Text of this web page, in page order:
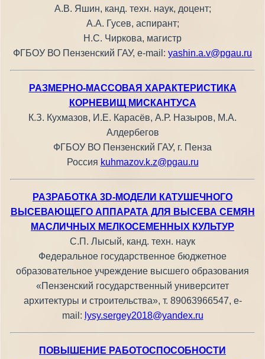
А.В. Яшин, канд. техн. наук, доцент;
А.А. Гусев, аспирант;
Н.С. Чиркова, магистр
ФГБОУ ВО Пензенский ГАУ, e-mail: yashin.a.v@pgau.ru
РАЗМЕРНО-МАССОВАЯ ХАРАКТЕРИСТИКА
КОРНЕВИЩ МИСКАНТУСА
К.З. Кухмазов, И.Е. Карасёв, А.Р. Назыров, М.А.
Алдербегов
ФГБОУ ВО Пензенский ГАУ, г. Пенза
Россия kuhmazov.k.z@pgau.ru
РАЗРАБОТКА 3D-МОДЕЛИ КАТУШЕЧНОГО
ВЫСЕВАЮЩЕГО АППАРАТА ДЛЯ ВЫСЕВА СЕМЯН
МАСЛИЧНЫХ МЕЛКОСЕМЕННЫХ КУЛЬТУР
С.П. Лысый, канд. техн. наук
Федеральное государственное бюджетное
образовательное учреждение высшего образования
«Пензенский государственный университет
архитектуры и строительства», т. 89063966547, e-
mail: lysy.sergey2018@yandex.ru
ПОВЫШЕНИЕ РАБОТОСПОСОБНОСТИ